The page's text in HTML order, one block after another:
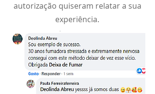
autorização quiseram relatar a sua
experiência.